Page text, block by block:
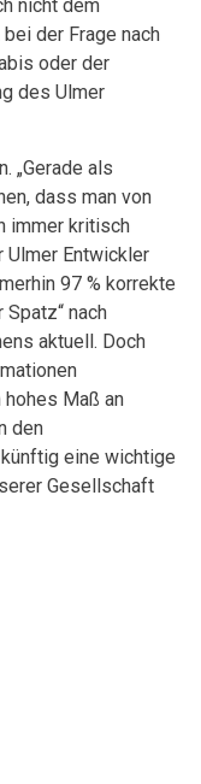
nicht dem
der Frage nach
oder der
des Ulmer
„Gerade als
dass man von
immer kritisch
Ulmer Entwickler
97 % korrekte
nach
aktuell. Doch
Maß an
den
eine wichtige
Gesellschaft